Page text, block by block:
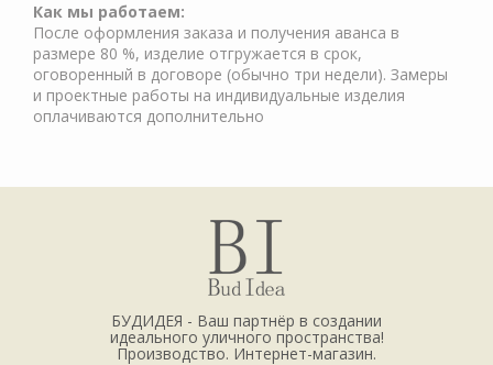
Как мы работаем:
После оформления заказа и получения аванса в
размере 80 %, изделие отгружается в срок,
оговоренный в договоре (обычно три недели). Замеры
и проектные работы на индивидуальные изделия
оплачиваются дополнительно
БУДИДЕЯ - Ваш партнёр в создании
идеального уличного пространства!
Производство. Интернет-магазин.